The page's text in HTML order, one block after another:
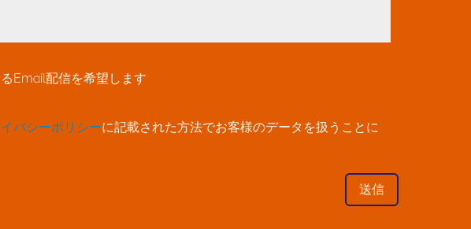
Email配信を希望します
バシーポリシーに記載された方法でお客様のデータを扱うことに